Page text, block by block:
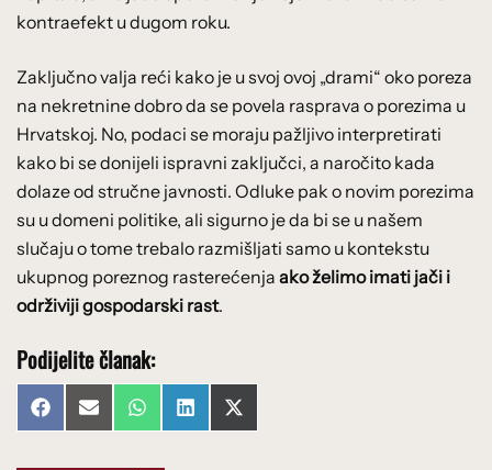
kontraefekt u dugom roku.
Zaključno valja reći kako je u svoj ovoj „drami“ oko poreza
na nekretnine dobro da se povela rasprava o porezima u
Hrvatskoj. No, podaci se moraju pažljivo interpretirati
kako bi se donijeli ispravni zaključci, a naročito kada
dolaze od stručne javnosti. Odluke pak o novim porezima
su u domeni politike, ali sigurno je da bi se u našem
slučaju o tome trebalo razmišljati samo u kontekstu
ukupnog poreznog rasterećenja ako želimo imati jači i
održiviji gospodarski rast.
Podijelite članak:
Share
on
FacebookShare
on
Email Share
on
WhatsAppShare
on
LinkedInShare
on
X
(Twitter)